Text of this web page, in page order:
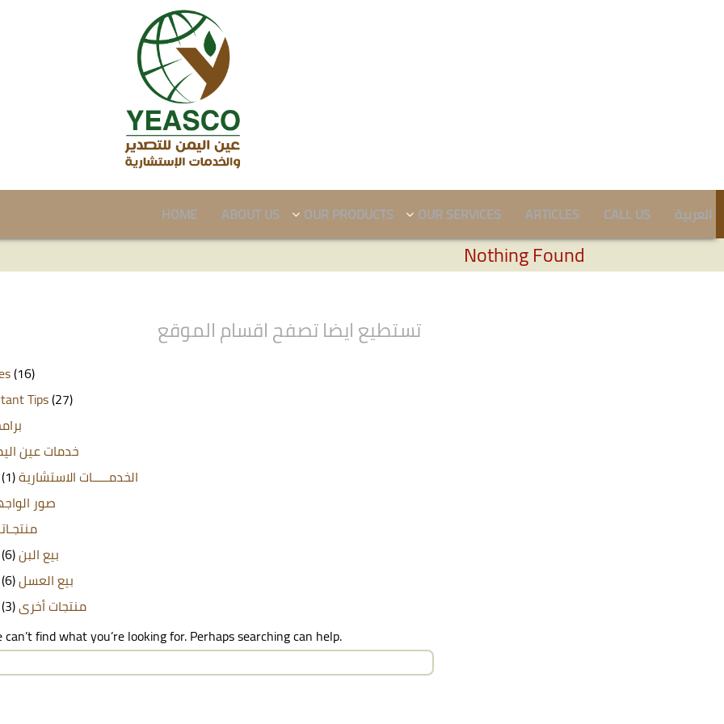
HOME ABOUT US OUR PRODUCTS OUR SERVICES ARTICLES CALL US العربية
Nothing Found
تستطيع ايضا تصفح اقسام الموقع
(16)
Tips(27)
خدمات عين
الخدمـــــات الاستشارية(1)
صور
بيع البن(6)
بيع العسل(6)
منتجات أخرى(3)
find what you’re looking for. Perhaps searching can help.